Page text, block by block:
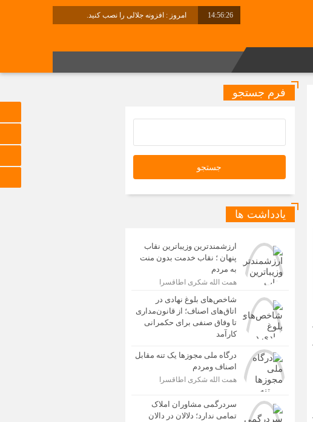
14:56:26 امروز : افزونه جلالی را نصب کنید.
فرم جستجو
یادداشت ها
ارزشمندترین وزیباترین نقاب
پنهان ؛ نقاب خدمت بدون منت
به مردم
همت الله شکری اطاقسرا
شاخص‌های بلوغ نهادی در
اتاق‌های اصناف؛ از قانون‌مداری
تا وفاق صنفی برای حکمرانی
کارآمد
درگاه ملی مجوزها یک تنه مقابل
اصناف ومردم
همت الله شکری اطاقسرا
سردرگمی مشاوران املاک
تمامی ندارد؛ دلالان در دالان